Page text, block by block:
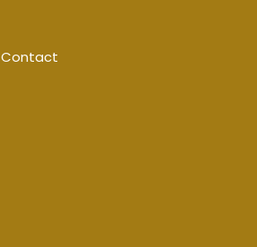
Contact